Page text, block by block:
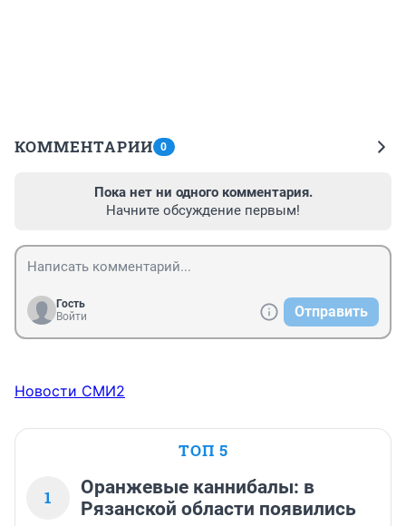
КОММЕНТАРИИ 0
Пока нет ни одного комментария.
Начните обсуждение первым!
Гость
Войти
Отправить
Новости СМИ2
ТОП 5
1
Оранжевые каннибалы: в
Рязанской области появились